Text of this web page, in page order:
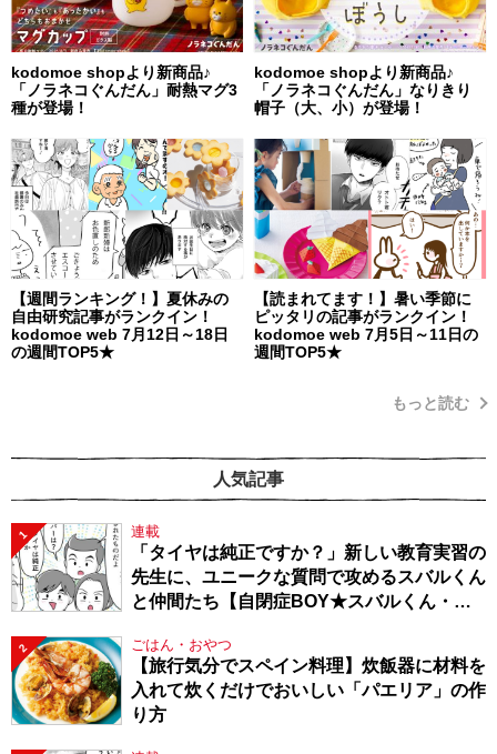
kodomoe shopより新商品♪
「ノラネコぐんだん」耐熱マグ3
種が登場！
kodomoe shopより新商品♪
「ノラネコぐんだん」なりきり
帽子（大、小）が登場！
【週間ランキング！】夏休みの
自由研究記事がランクイン！
kodomoe web 7月12日～18日
の週間TOP5★
【読まれてます！】暑い季節に
ピッタリの記事がランクイン！
kodomoe web 7月5日～11日の
週間TOP5★
もっと読む
人気記事
1 連載
「タイヤは純正ですか？」新しい教育実習の
先生に、ユニークな質問で攻めるスバルくん
と仲間たち【自閉症BOY★スバルくん・
2 ごはん・おやつ
【旅行気分でスペイン料理】炊飯器に材料を
入れて炊くだけでおいしい「パエリア」の作
り方